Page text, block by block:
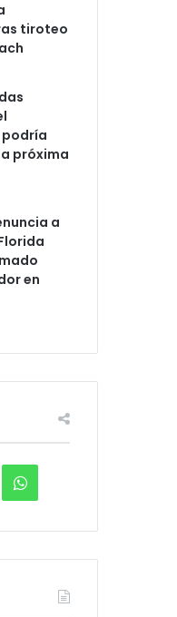
tiroteo
próxima
a
en
W
a